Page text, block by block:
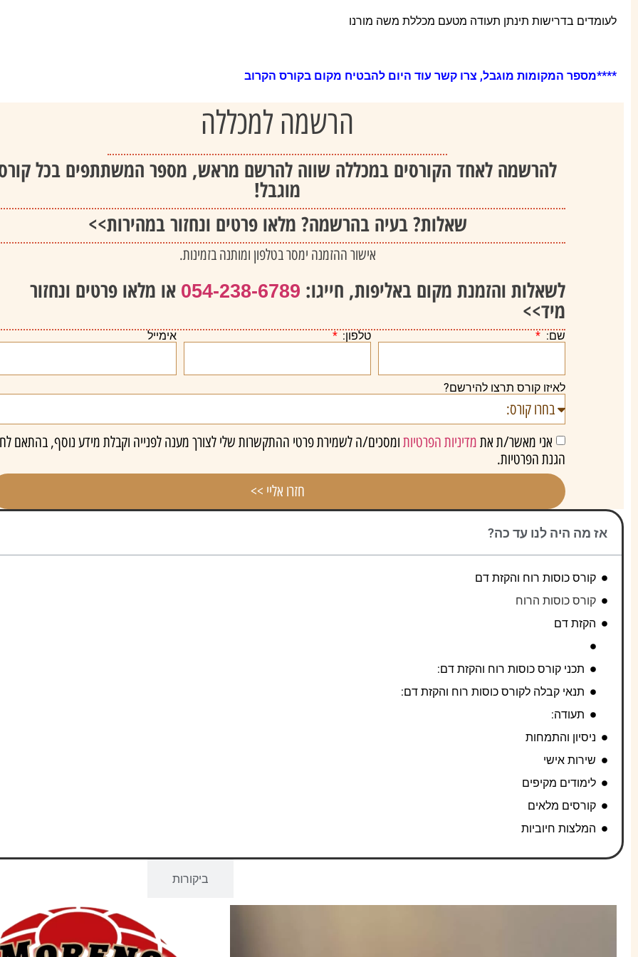
לעומדים בדרישות תינתן תעודה מטעם מכללת משה מורנו
****מספר המקומות מוגבל, צרו קשר עוד היום להבטיח מקום בקורס הקרוב
הרשמה למכללה
להרשמה לאחד הקורסים במכללה שווה להרשם מראש, מספר המשתתפים בכל
מוגבל!
שאלות? בעיה בהרשמה? מלאו פרטים ונחזור במהירות>>
אישור ההזמנה ימסר בטלפון ומותנה בזמינות.
לשאלות והזמנת מקום באליפות, חייגו: 054-238-6789 או מלאו פרטים ונחזור
מיד>>
שם: טלפון: אימייל
לאיזו קורס תרצו להירשם?
אני מאשר/ת את מדיניות הפרטיות ומסכים/ה לשמירת פרטי ההתקשרות שלי לצורך מענה לפנייה וקבלת מידע נוסף, בהתאם
הגנת הפרטיות.
חזרו אליי >>
אז מה היה לנו עד כה?
קורס כוסות רוח והקזת דם
קורס כוסות הרוח
הקזת דם
תכני קורס כוסות רוח והקזת דם:
תנאי קבלה לקורס כוסות רוח והקזת דם:
תעודה:
ניסיון והתמחות
שירות אישי
לימודים מקיפים
קורסים מלאים
המלצות חיוביות
ביקורות